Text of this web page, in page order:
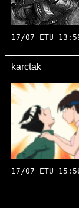
17/07 ETU
karctak
17/07 ETU